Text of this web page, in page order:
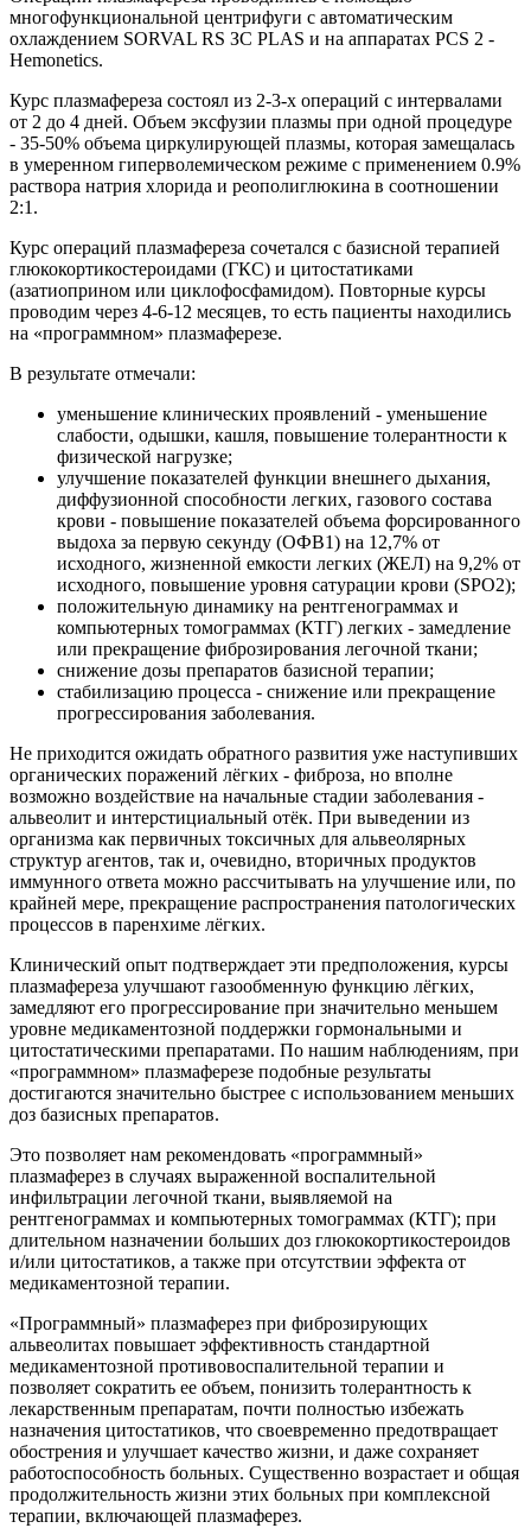
многофункциональной центрифуги с автоматическим
охлаждением SORVAL RS ЗС PLAS и на аппаратах PCS 2 -
Hemonetics.
Курс плазмафереза состоял из 2-3-х операций с интервалами
от 2 до 4 дней. Объем эксфузии плазмы при одной процедуре
- 35-50% объема циркулирующей плазмы, которая замещалась
в умеренном гиперволемическом режиме с применением 0.9%
раствора натрия хлорида и реополиглюкина в соотношении
2:1.
Курс операций плазмафереза сочетался с базисной терапией
глюкокортикостероидами (ГКС) и цитостатиками
(азатиоприном или циклофосфамидом). Повторные курсы
проводим через 4-6-12 месяцев, то есть пациенты находились
на «программном» плазмаферезе.
В результате отмечали:
уменьшение клинических проявлений - уменьшение
слабости, одышки, кашля, повышение толерантности к
физической нагрузке;
улучшение показателей функции внешнего дыхания,
диффузионной способности легких, газового состава
крови - повышение показателей объема форсированного
выдоха за первую секунду (ОФВ1) на 12,7% от
исходного, жизненной емкости легких (ЖЕЛ) на 9,2% от
исходного, повышение уровня сатурации крови (SРO2);
положительную динамику на рентгенограммах и
компьютерных томограммах (КТГ) легких - замедление
или прекращение фиброзирования легочной ткани;
снижение дозы препаратов базисной терапии;
стабилизацию процесса - снижение или прекращение
прогрессирования заболевания.
Не приходится ожидать обратного развития уже наступивших
органических поражений лёгких - фиброза, но вполне
возможно воздействие на начальные стадии заболевания -
альвеолит и интерстициальный отёк. При выведении из
организма как первичных токсичных для альвеолярных
структур агентов, так и, очевидно, вторичных продуктов
иммунного ответа можно рассчитывать на улучшение или, по
крайней мере, прекращение распространения патологических
процессов в паренхиме лёгких.
Клинический опыт подтверждает эти предположения, курсы
плазмафереза улучшают газообменную функцию лёгких,
замедляют его прогрессирование при значительно меньшем
уровне медикаментозной поддержки гормональными и
цитостатическими препаратами. По нашим наблюдениям, при
«программном» плазмаферезе подобные результаты
достигаются значительно быстрее с использованием меньших
доз базисных препаратов.
Это позволяет нам рекомендовать «программный»
плазмаферез в случаях выраженной воспалительной
инфильтрации легочной ткани, выявляемой на
рентгенограммах и компьютерных томограммах (КТГ); при
длительном назначении больших доз глюкокортикостероидов
и/или цитостатиков, а также при отсутствии эффекта от
медикаментозной терапии.
«Программный» плазмаферез при фиброзирующих
альвеолитах повышает эффективность стандартной
медикаментозной противовоспалительной терапии и
позволяет сократить ее объем, понизить толерантность к
лекарственным препаратам, почти полностью избежать
назначения цитостатиков, что своевременно предотвращает
обострения и улучшает качество жизни, и даже сохраняет
работоспособность больных. Существенно возрастает и общая
продолжительность жизни этих больных при комплексной
терапии, включающей плазмаферез.